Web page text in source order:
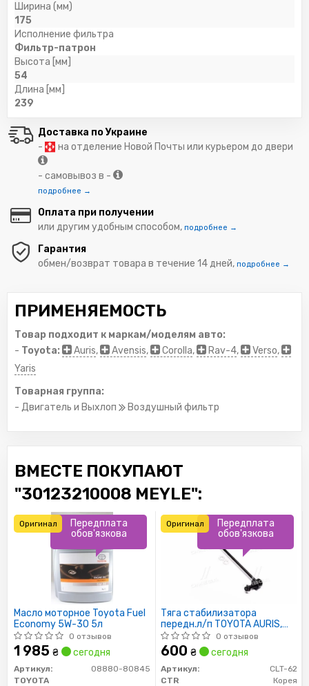
Ширина (мм)
175
Исполнение фильтра
Фильтр-патрон
Высота [мм]
54
Длина [мм]
239
Доставка по Украине
-
на отделение Новой Почты или курьером до двери
- самовывоз в -
подробнее →
Оплата при получении
или другим удобным способом, подробнее →
Гарантия
обмен/возврат товара в течение 14 дней, подробнее →
ПРИМЕНЯЕМОСТЬ
Товар подходит к маркам/моделям авто:
- Toyota: Auris, Avensis, Corolla, Rav-4, Verso,
Yaris
Товарная группа:
- Двигатель и Выхлоп
Воздушный фильтр
ВМЕСТЕ ПОКУПАЮТ
"30123210008 MEYLE":
Масло моторное Toyota Fuel
Economy 5W-30 5л
0 отзывов
1 985 ₴ сегодня
Артикул:
08880-80845
TOYOTA
Передплата
обов'язкова
Оригинал
Тяга стабилизатора
передн.л/п TOYOTA AURIS,
AVENSIS, COROLLA, RAV 4 III,IV,
VERSO 06-
0 отзывов
600 ₴ сегодня
Артикул:
CLT-62
CTR
Корея
Передплата
обов'язкова
Оригинал